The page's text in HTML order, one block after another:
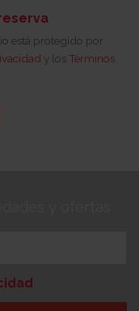
está protegido por
y los Términos